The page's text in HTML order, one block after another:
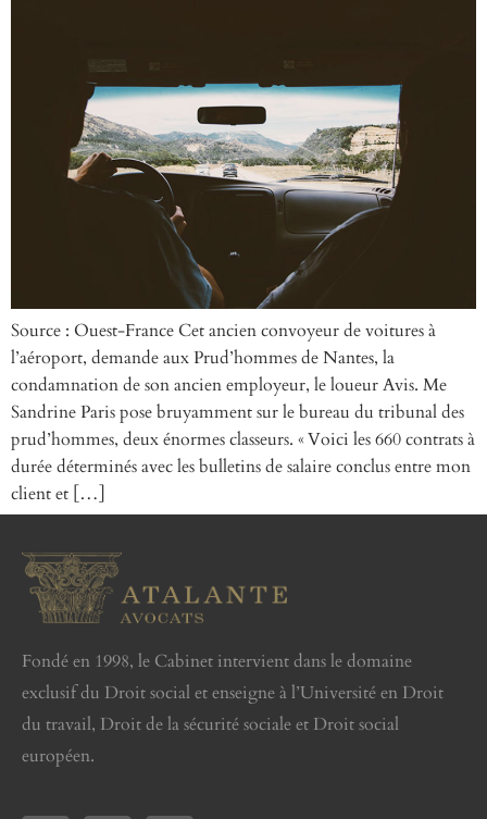
Source : Ouest-France Cet ancien convoyeur de voitures à
l’aéroport, demande aux Prud’hommes de Nantes, la
condamnation de son ancien employeur, le loueur Avis. Me
Sandrine Paris pose bruyamment sur le bureau du tribunal des
prud’hommes, deux énormes classeurs. « Voici les 660 contrats à
durée déterminés avec les bulletins de salaire conclus entre mon
client et […]
Fondé en 1998, le Cabinet intervient dans le domaine
exclusif du Droit social et enseigne à l’Université en Droit
du travail, Droit de la sécurité sociale et Droit social
européen.